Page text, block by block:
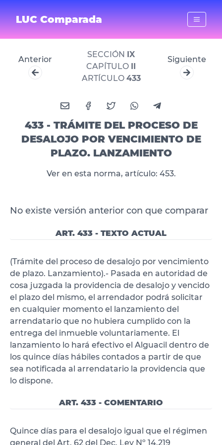
LUC Comparada
Anterior
SECCIÓN IX
CAPÍTULO II
ARTÍCULO 433
Siguiente
433 - TRÁMITE DEL PROCESO DE
DESALOJO POR VENCIMIENTO DE
PLAZO. LANZAMIENTO
Ver en esta norma, artículo: 453.
No existe versión anterior con que comparar
ART. 433 - TEXTO ACTUAL
(Trámite del proceso de desalojo por vencimiento
de plazo. Lanzamiento).- Pasada en autoridad de
cosa juzgada la providencia de desalojo y vencido
el plazo del mismo, el arrendador podrá solicitar
en cualquier momento el lanzamiento del
arrendatario que no hubiera cumplido con la
entrega del inmueble voluntariamente. El
lanzamiento lo hará efectivo el Alguacil dentro de
los quince días hábiles contados a partir de que
sea notificada al arrendatario la providencia que
lo dispone.
ART. 433 - COMENTARIO
Quince días para el desalojo igual que el régimen
general del Art. 62 del Dec. Ley Nº 14.219